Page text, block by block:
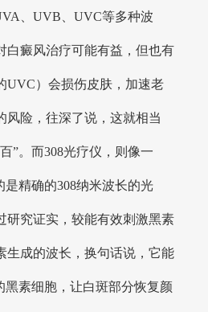
、UVB、UVC等多种波
白癜风治疗可能有益，但也有
UVC）会损伤皮肤，加速老
风险，往深了说，这就相当
”。而308光疗仪，则像一
是精确的308纳米波长的光
研究证实，较能有效刺激黑素
生成的波长，换句话说，它能
黑素细胞，让白斑部分恢复颜